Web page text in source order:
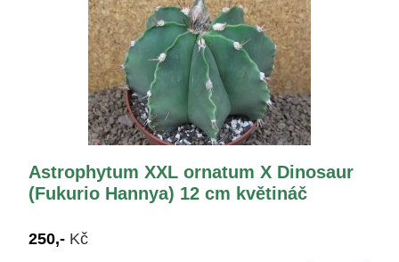
Astrophytum XXL ornatum X Dinosaur
(Fukurio Hannya) 12 cm květináč
250,- Kč